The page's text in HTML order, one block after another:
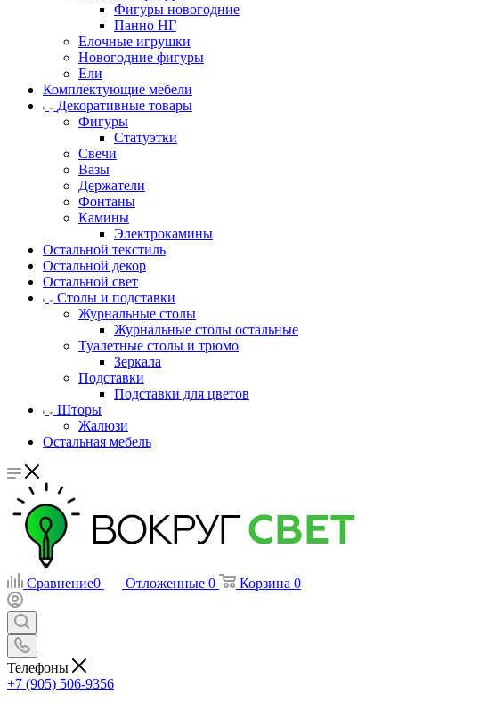
Фигуры новогодние
Панно НГ
Елочные игрушки
Новогодние фигуры
Ели
Комплектующие мебели
Декоративные товары
Фигуры
Статуэтки
Свечи
Вазы
Держатели
Фонтаны
Камины
Электрокамины
Остальной текстиль
Остальной декор
Остальной свет
Столы и подставки
Журнальные столы
Журнальные столы остальные
Туалетные столы и трюмо
Зеркала
Подставки
Подставки для цветов
Шторы
Жалюзи
Остальная мебель
Сравнение0 Отложенные 0 Корзина 0
Телефоны
+7 (905) 506-9356